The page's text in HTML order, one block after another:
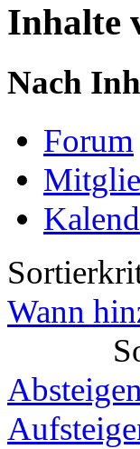
Inhalte
Nach
Forum
Wann